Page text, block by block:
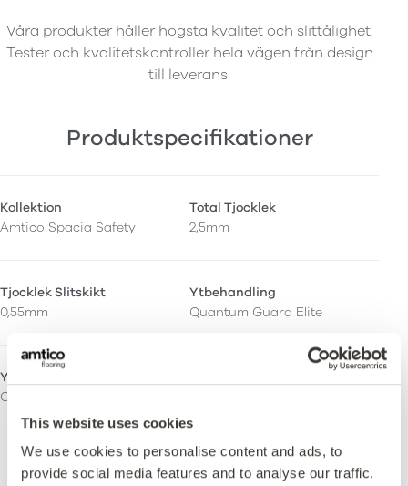
This website uses cookies
We use cookies to personalise content and ads, to
provide social media features and to analyse our traffic.
Våra produkter håller högsta kvalitet och slittålighet.
Tester och kvalitetskontroller hela vägen från design
till leverans.
Produktspecifikationer
Kollektion
Amtico Spacia Safety
Total Tjocklek
2,5mm
Tjocklek Slitskikt
0,55mm
Ytbehandling
Quantum Guard Elite
Ytfinish
Ceramic
ortoftalatfria och